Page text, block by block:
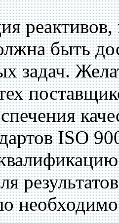
быть
задач.
ISO